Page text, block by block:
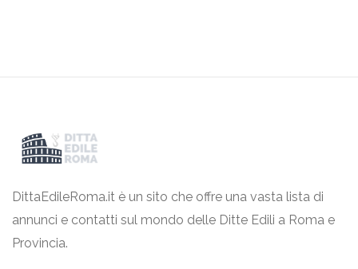
DittaEdileRoma.it è un sito che offre una vasta lista di
annunci e contatti sul mondo delle Ditte Edili a Roma e
Provincia.